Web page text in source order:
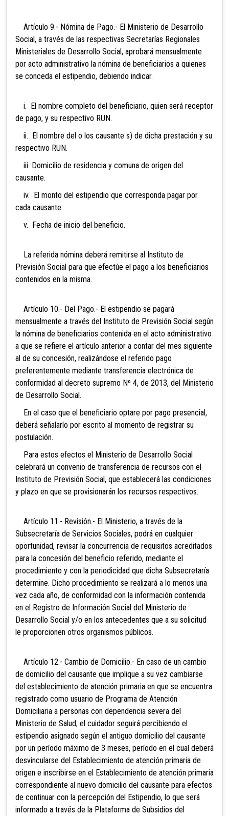
Artículo 9.- Nómina de Pago.- El Ministerio de Desarrollo
Social, a través de las respectivas Secretarías Regionales
Ministeriales de Desarrollo Social, aprobará mensualmente
por acto administrativo la nómina de beneficiarios a quienes
se conceda el estipendio, debiendo indicar.
i. El nombre completo del beneficiario, quien será receptor
de pago, y su respectivo RUN.
ii. El nombre del o los causante s) de dicha prestación y su
respectivo RUN.
iii. Domicilio de residencia y comuna de origen del
causante.
iv. El monto del estipendio que corresponda pagar por
cada causante.
v. Fecha de inicio del beneficio.
La referida nómina deberá remitirse al Instituto de
Previsión Social para que efectúe el pago a los beneficiarios
contenidos en la misma.
Artículo 10.- Del Pago.- El estipendio se pagará
mensualmente a través del Instituto de Previsión Social según
la nómina de beneficiarios contenida en el acto administrativo
a que se refiere el artículo anterior a contar del mes siguiente
al de su concesión, realizándose el referido pago
preferentemente mediante transferencia electrónica de
conformidad al decreto supremo Nº 4, de 2013, del Ministerio
de Desarrollo Social.
En el caso que el beneficiario optare por pago presencial,
deberá señalarlo por escrito al momento de registrar su
postulación.
Para estos efectos el Ministerio de Desarrollo Social
celebrará un convenio de transferencia de recursos con el
Instituto de Previsión Social, que establecerá las condiciones
y plazo en que se provisionarán los recursos respectivos.
Artículo 11.- Revisión.- El Ministerio, a través de la
Subsecretaría de Servicios Sociales, podrá en cualquier
oportunidad, revisar la concurrencia de requisitos acreditados
para la concesión del beneficio referido, mediante el
procedimiento y con la periodicidad que dicha Subsecretaría
determine. Dicho procedimiento se realizará a lo menos una
vez cada año, de conformidad con la información contenida
en el Registro de Información Social del Ministerio de
Desarrollo Social y/o en los antecedentes que a su solicitud
le proporcionen otros organismos públicos.
Artículo 12.- Cambio de Domicilio.- En caso de un cambio
de domicilio del causante que implique a su vez cambiarse
del establecimiento de atención primaria en que se encuentra
registrado como usuario de Programa de Atención
Domiciliaria a personas con dependencia severa del
Ministerio de Salud, el cuidador seguirá percibiendo el
estipendio asignado según el antiguo domicilio del causante
por un período máximo de 3 meses, período en el cual deberá
desvincularse del Establecimiento de atención primaria de
origen e inscribirse en el Establecimiento de atención primaria
correspondiente al nuevo domicilio del causante para efectos
de continuar con la percepción del Estipendio, lo que será
informado a través de la Plataforma de Subsidios del